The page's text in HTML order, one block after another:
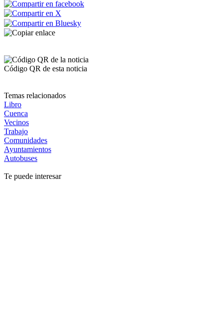
Código QR de esta noticia
Temas relacionados
Libro
Cuenca
Vecinos
Trabajo
Comunidades
Ayuntamientos
Autobuses
Te puede interesar